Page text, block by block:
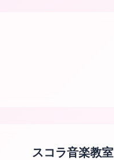
スコラ音楽教室